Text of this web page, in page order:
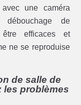
une caméra
débouchage de
efficaces et
ne se reproduise
de salle de
les problèmes